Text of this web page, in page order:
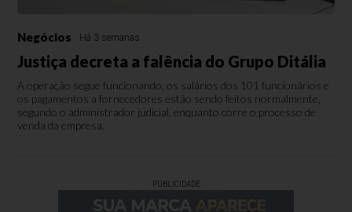
Negócios Há 3 semanas
Justiça decreta a falência do Grupo Ditália
A operação segue funcionando, os salários dos 101 funcionários e
os pagamentos a fornecedores estão sendo feitos normalmente,
segundo o administrador judicial, enquanto corre o processo de
venda da empresa.
PUBLICIDADE